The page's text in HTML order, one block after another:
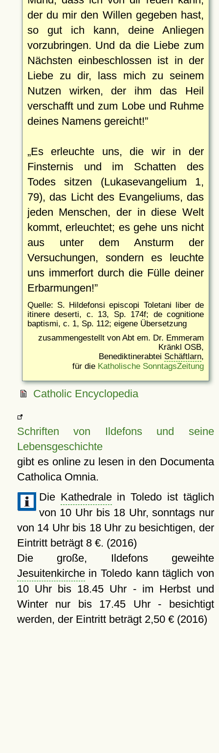
der du mir den Willen gegeben hast,
so gut ich kann, deine Anliegen
vorzubringen. Und da die Liebe zum
Nächsten einbeschlossen ist in der
Liebe zu dir, lass mich zu seinem
Nutzen wirken, der ihm das Heil
verschafft und zum Lobe und Ruhme
deines Namens gereicht!
Es erleuchte uns, die wir in der
Finsternis und im Schatten des
Todes sitzen (Lukasevangelium 1,
79), das Licht des Evangeliums, das
jeden Menschen, der in diese Welt
kommt, erleuchtet; es gehe uns nicht
aus unter dem Ansturm der
Versuchungen, sondern es leuchte
uns immerfort durch die Fülle deiner
Erbarmungen!
Quelle: S. Hildefonsi episcopi Toletani liber de
itinere deserti, c. 13, Sp. 174f; de cognitione
baptismi, c. 1, Sp. 112; eigene Übersetzung
zusammengestellt von Abt em. Dr. Emmeram
Kränkl OSB,
Benediktinerabtei Schäftlarn,
für die Katholische SonntagsZeitung
Catholic Encyclopedia
Schriften von Ildefons und seine
Lebensgeschichte
gibt es online zu lesen in den Documenta
Catholica Omnia.
Die Kathedralein Toledo ist täglich
von 10 Uhr bis 18 Uhr, sonntags nur
von 14 Uhr bis 18 Uhr zu besichtigen, der
Eintritt beträgt 8 €. (2016)
Die große, Ildefons geweihte
Jesuitenkirchein Toledo kann täglich von
10 Uhr bis 18.45 Uhr - im Herbst und
Winter nur bis 17.45 Uhr - besichtigt
werden, der Eintritt beträgt 2,50 € (2016)